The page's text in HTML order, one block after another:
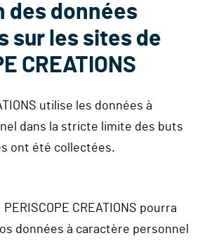
des données
sur les sites de
CREATIONS
utilise les données à
dans la stricte limite des buts
ont été collectées.
CREATIONS pourra
données à caractère personnel